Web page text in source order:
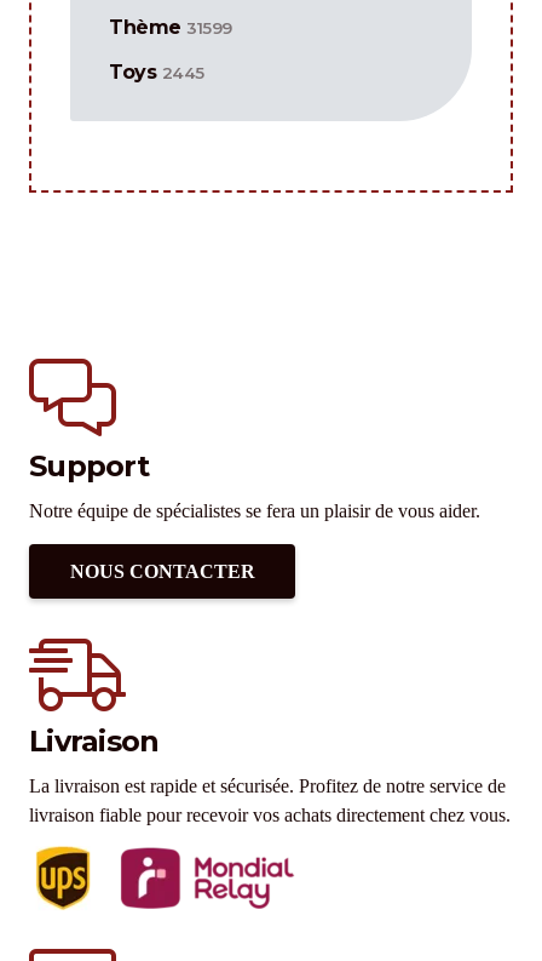
Thème 31599
Toys 2445
Support
Notre équipe de spécialistes se fera un plaisir de vous aider.
NOUS CONTACTER
Livraison
La livraison est rapide et sécurisée. Profitez de notre service de
livraison fiable pour recevoir vos achats directement chez vous.